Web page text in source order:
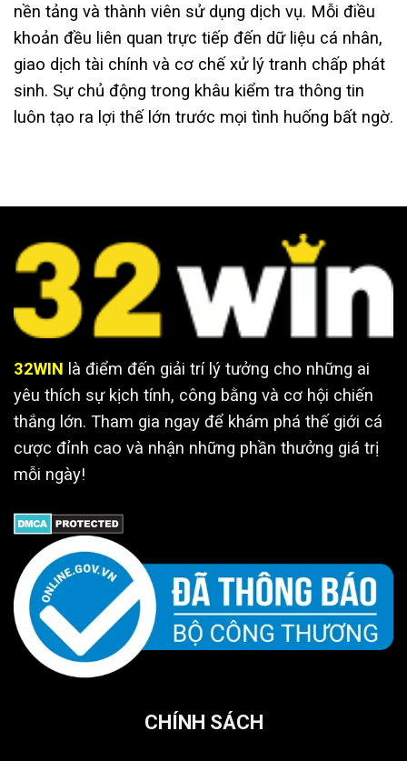
nền tảng và thành viên sử dụng dịch vụ. Mỗi điều
khoản đều liên quan trực tiếp đến dữ liệu cá nhân,
giao dịch tài chính và cơ chế xử lý tranh chấp phát
sinh. Sự chủ động trong khâu kiểm tra thông tin
luôn tạo ra lợi thế lớn trước mọi tình huống bất ngờ.
32WIN là điểm đến giải trí lý tưởng cho những ai
yêu thích sự kịch tính, công bằng và cơ hội chiến
thắng lớn. Tham gia ngay để khám phá thế giới cá
cược đỉnh cao và nhận những phần thưởng giá trị
mỗi ngày!
CHÍNH SÁCH